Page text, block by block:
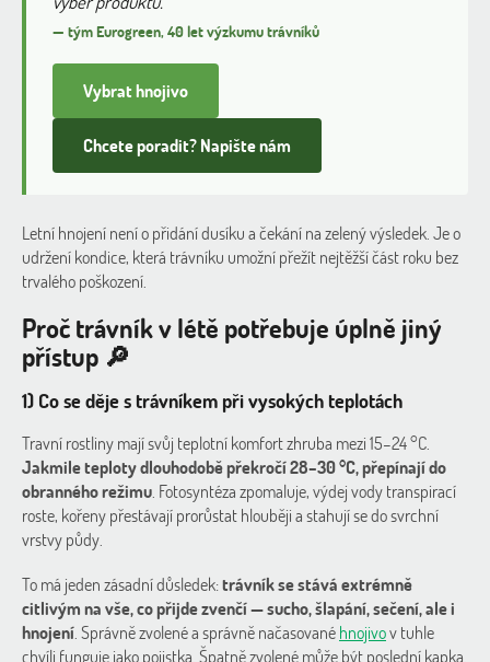
— tým Eurogreen, 40 let výzkumu trávníků
Vybrat hnojivo
Chcete poradit? Napište nám
Letní hnojení není o přidání dusíku a čekání na zelený výsledek. Je o
udržení kondice, která trávníku umožní přežít nejtěžší část roku bez
trvalého poškození.
Proč trávník v létě potřebuje úplně jiný
přístup 🔎
1) Co se děje s trávníkem při vysokých teplotách
Travní rostliny mají svůj teplotní komfort zhruba mezi 15–24 °C.
Jakmile teploty dlouhodobě překročí 28–30 °C, přepínají do
obranného režimu . Fotosyntéza zpomaluje, výdej vody transpirací
roste, kořeny přestávají prorůstat hlouběji a stahují se do svrchní
vrstvy půdy.
To má jeden zásadní důsledek:trávník se stává extrémně
citlivým na vše, co přijde zvenčí — sucho, šlapání, sečení, ale i
hnojení . Správně zvolené a správně načasovanéhnojivov tuhle
chvíli funguje jako pojistka. Špatně zvolené může být poslední kapka.